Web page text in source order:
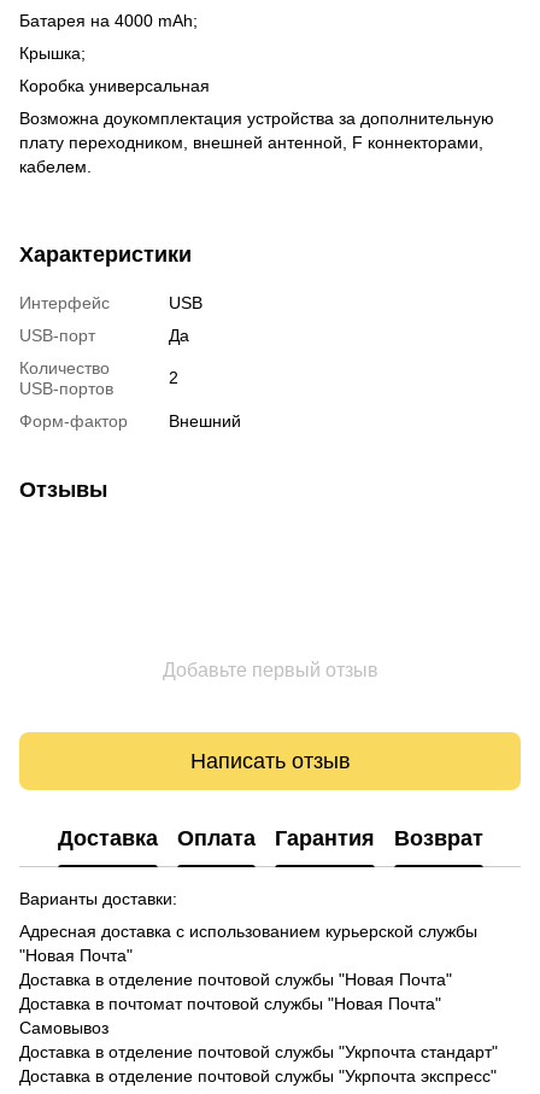
Батарея на 4000 mAh;
Крышка;
Коробка универсальная
Возможна доукомплектация устройства за дополнительную
плату переходником, внешней антенной, F коннекторами,
кабелем.
Характеристики
Интерфейс
USB
USB-порт
Да
Количество
USB-портов
2
Форм-фактор Внешний
Отзывы
Добавьте первый отзыв
Написать отзыв
Доставка Оплата Гарантия Возврат
Варианты доставки:
Адресная доставка с использованием курьерской службы
"Новая Почта"
Доставка в отделение почтовой службы "Новая Почта"
Доставка в почтомат почтовой службы "Новая Почта"
Самовывоз
Доставка в отделение почтовой службы "Укрпочта стандарт"
Доставка в отделение почтовой службы "Укрпочта экспресс"